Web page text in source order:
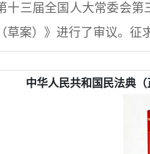
十三届全国人大常委会
草案）》进行了审议。征
中华人民共和国民法典（